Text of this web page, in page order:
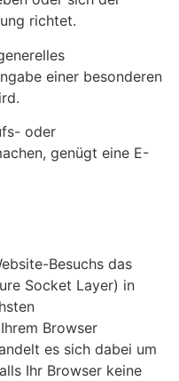
richtet.
einer besonderen
oder
genügt eine E-
Besuchs das
Socket Layer) in
Browser
es sich dabei um
Ihr Browser keine